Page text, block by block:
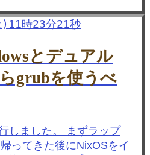
時23分21秒
とデュアル
grubを使うべ
しました。 まずラップ
ってきた後にNixOSをイ